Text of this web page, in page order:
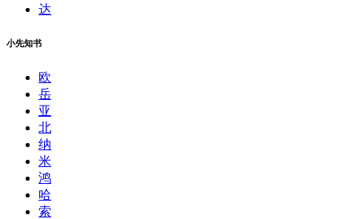
达
小先知书
欧
岳
亚
北
纳
米
鸿
哈
索